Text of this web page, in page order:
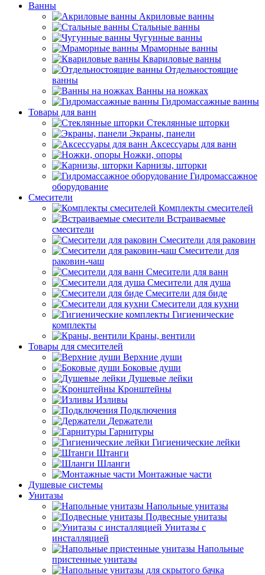
Ванны
Акриловые ванны
Стальные ванны
Чугунные ванны
Мраморные ванны
Квариловые ванны
Отдельностоящие
ванны
Ванны на ножках
Гидромассажные ванны
Товары для ванн
Стеклянные шторки
Экраны, панели
Аксессуары для ванн
Ножки, опоры
Карнизы, шторки
Гидромассажное
оборудование
Смесители
Комплекты смесителей
Встраиваемые
смесители
Смесители для раковин
Смесители для
раковин-чаш
Смесители для ванн
Смесители для душа
Смесители для биде
Смесители для кухни
Гигиенические
комплекты
Краны, вентили
Товары для смесителей
Верхние души
Боковые души
Душевые лейки
Кронштейны
Изливы
Подключения
Держатели
Гарнитуры
Гигиенические лейки
Штанги
Шланги
Монтажные части
Душевые системы
Унитазы
Напольные унитазы
Подвесные унитазы
Унитазы с
инсталляцией
Напольные
пристенные унитазы